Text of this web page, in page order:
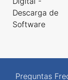
Descarga de
Software
Preguntas